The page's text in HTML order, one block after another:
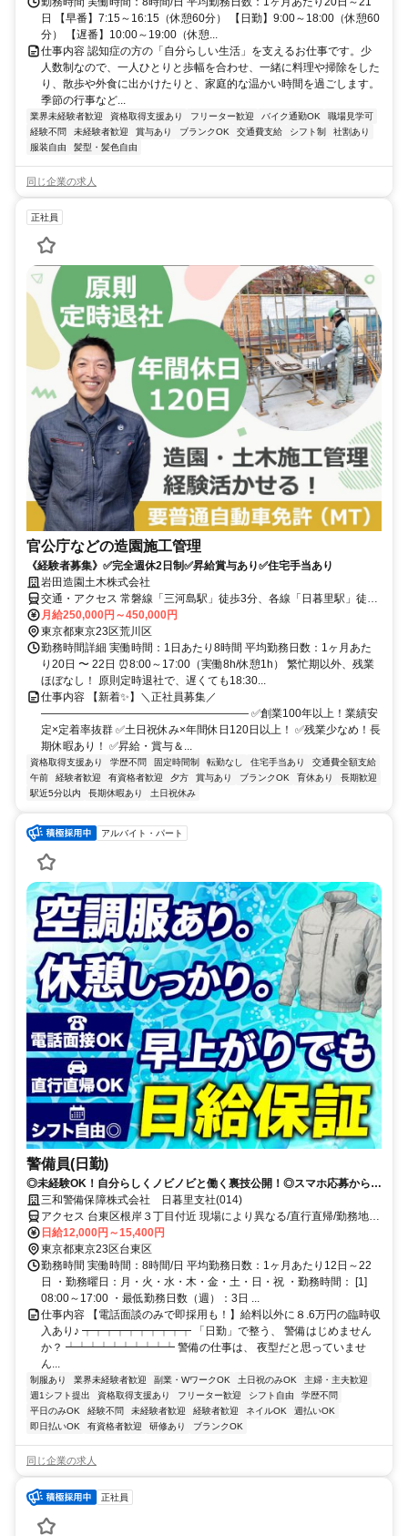
日 【早番】7:15～16:15（休憩60分） 【日勤】9:00～18:00（休憩60
分） 【遅番】10:00～19:00（休憩...
仕事内容 認知症の方の「自分らしい生活」を支えるお仕事です。少
人数制なので、一人ひとりと歩幅を合わせ、一緒に料理や掃除をした
り、散歩や外食に出かけたりと、家庭的な温かい時間を過ごします。
季節の行事など...
業界未経験者歓迎 資格取得支援あり フリーター歓迎 バイク通勤OK
職場見学可
経験不問
未経験者歓迎 賞与あり ブランクOK 交通費支給 シフト制
社割あり
服装自由
髪型・髪色自由
同じ企業の求人
正社員
官公庁などの造園施工管理
《経験者募集》✅完全週休2日制✅昇給賞与あり✅住宅手当あり
岩田造園土木株式会社
交通・アクセス 常磐線「三河島駅」徒歩3分、各線「日暮里駅」徒歩
10分
月給250,000円～450,000円
東京都東京23区荒川区
勤務時間詳細 実働時間：1日あたり8時間 平均勤務日数：1ヶ月あた
り20日 〜 22日 ⏰8:00～17:00（実働8h/休憩1h） 繁忙期以外、残業
ほぼなし！ 原則定時退社で、遅くても18:30...
仕事内容 【新着✨】＼正社員募集／
――――――――――――――――――― ✅創業100年以上！業績安
定×定着率抜群 ✅土日祝休み×年間休日120日以上！ ✅残業少なめ！長
期休暇あり！ ✅昇給・賞与＆...
資格取得支援あり 学歴不問 固定時間制 転勤なし 住宅手当あり
交通費全額支給
午前
経験者歓迎 有資格者歓迎 夕方 賞与あり ブランクOK 育休あり
長期歓迎
駅近5分以内
長期休暇あり 土日祝休み
アルバイト・パート
警備員(日勤)
◎未経験OK！自分らしくノビノビと働く裏技公開！◎スマホ応募から電
話面接で最短15分で内定！
三和警備保障株式会社 日暮里支社(014)
アクセス 台東区根岸３丁目付近 現場により異なる/直行直帰/勤務地相
談可 ■電話面接■来社不要■即日勤務
日給12,000円～15,400円
東京都東京23区台東区
勤務時間 実働時間：8時間/日 平均勤務日数：1ヶ月あたり12日～22
日 ・勤務曜日：月・火・水・木・金・土・日・祝 ・勤務時間： [1]
08:00～17:00 ・最低勤務日数（週）：3日 ...
仕事内容 【電話面談のみで即採用も！】給料以外に８.6万円の臨時収
入あり♪ ┯┯┯┯┯┯┯┯┯┯ 「日勤」で整う、 警備はじめません
か？ ┷┷┷┷┷┷┷┷┷┷ 警備の仕事は、 夜型だと思っていませ
ん...
制服あり 業界未経験者歓迎 副業・WワークOK 土日祝のみOK
主婦・主夫歓迎
週1シフト提出
資格取得支援あり フリーター歓迎 シフト自由
学歴不問
平日のみOK
経験不問 未経験者歓迎 経験者歓迎 ネイルOK
週払いOK
即日払いOK
有資格者歓迎 研修あり ブランクOK
同じ企業の求人
正社員